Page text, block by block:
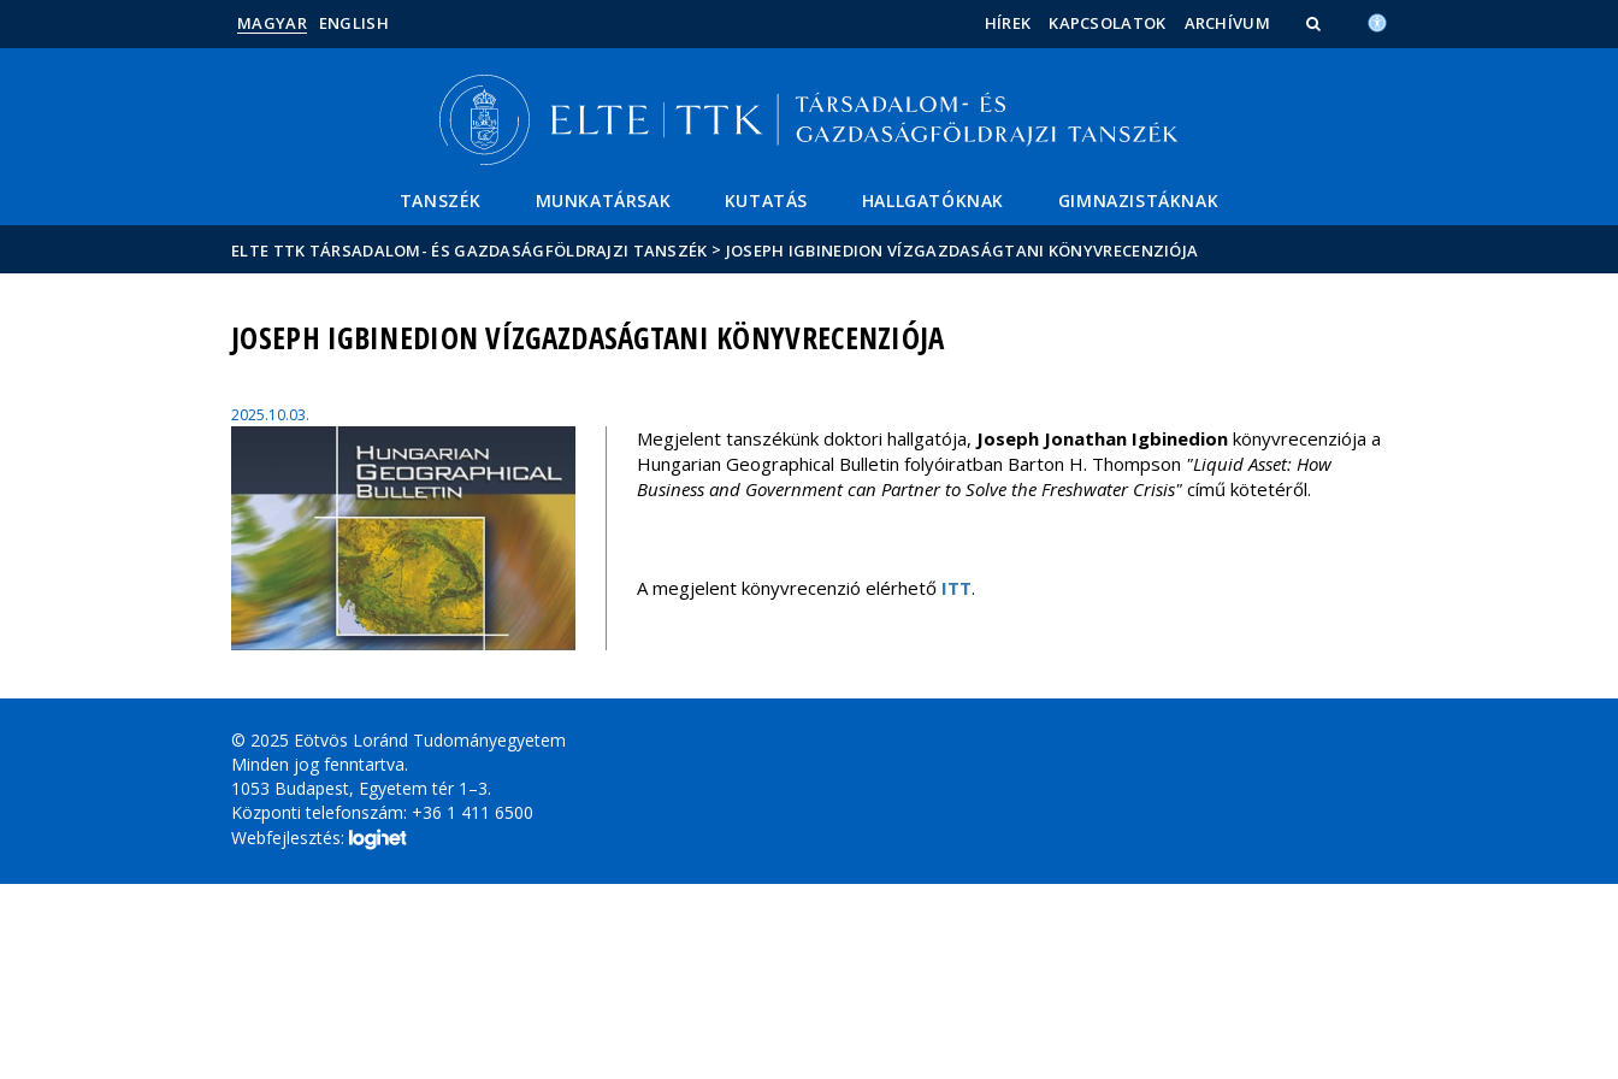
MAGYAR ENGLISH HÍREK KAPCSOLATOK ARCHÍVUM
TANSZÉK MUNKATÁRSAK KUTATÁS HALLGATÓKNAK GIMNAZISTÁKNAK
ELTE TTK TÁRSADALOM- ÉS GAZDASÁGFÖLDRAJZI TANSZÉK > JOSEPH IGBINEDION VÍZGAZDASÁGTANI KÖNYVRECENZIÓJA
JOSEPH IGBINEDION VÍZGAZDASÁGTANI KÖNYVRECENZIÓJA
2025.10.03.
Megjelent tanszékünk doktori hallgatója, Joseph Jonathan Igbinedionkönyvrecenziója a
Hungarian Geographical Bulletin folyóiratban Barton H. Thompson "Liquid Asset: How
Business and Government can Partner to Solve the Freshwater Crisis" című kötetéről.
A megjelent könyvrecenzió elérhető ITT.
© 2025 Eötvös Loránd Tudományegyetem
Minden jog fenntartva.
1053 Budapest, Egyetem tér 1–3.
Központi telefonszám: +36 1 411 6500
Webfejlesztés: